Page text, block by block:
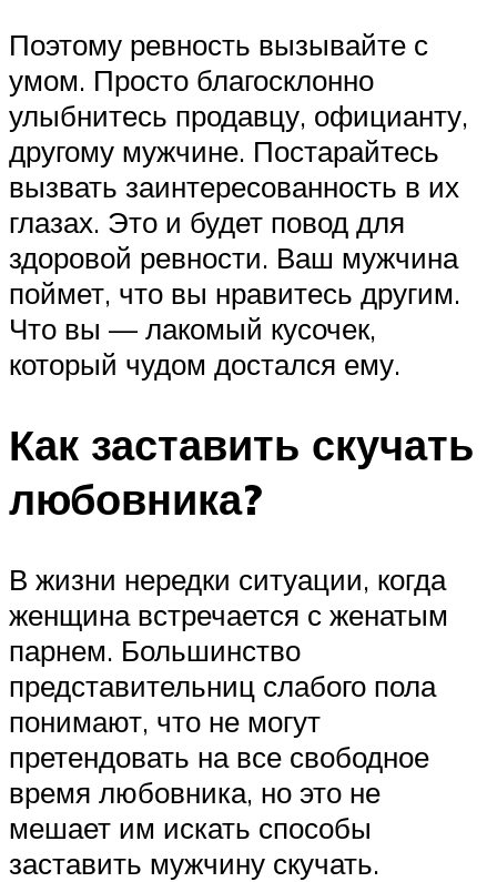
Поэтому ревность вызывайте с
умом. Просто благосклонно
улыбнитесь продавцу, официанту,
другому мужчине. Постарайтесь
вызвать заинтересованность в их
глазах. Это и будет повод для
здоровой ревности. Ваш мужчина
поймет, что вы нравитесь другим.
Что вы — лакомый кусочек,
который чудом достался ему.
Как заставить скучать
любовника?
В жизни нередки ситуации, когда
женщина встречается с женатым
парнем. Большинство
представительниц слабого пола
понимают, что не могут
претендовать на все свободное
время любовника, но это не
мешает им искать способы
заставить мужчину скучать.